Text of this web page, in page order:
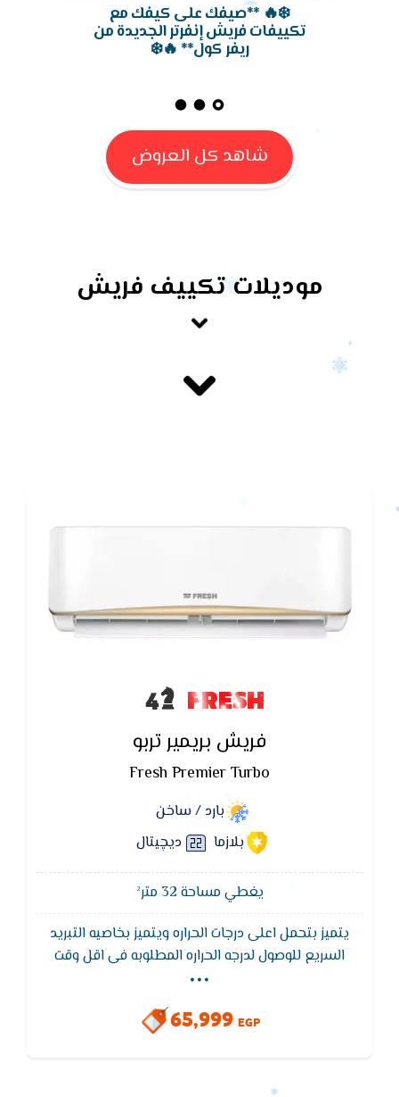
شاهد كل العروض
موديلات تكييف فريش
FRESH
فريش بريمير تربو
Fresh Premier Turbo
بارد / ساخن
بلازما
ديچيتال
يغطي مساحة 32 متر²
يتميز بتحمل اعلى درجات الحراره ويتميز بخاصيه التبريد
السريع للوصول لدرجه الحراره المطلوبه فى اقل وقت
ممكن ويتمتع تكييف فريش بفلاتر قويه لتنقيه الهواء
...
65,999 EGP